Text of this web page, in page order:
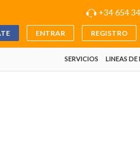
+34 654
ENTRAR REGISTRO
SERVICIOS LINEAS